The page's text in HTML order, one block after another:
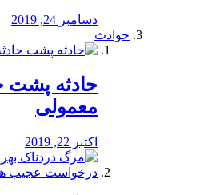
دسامبر 24, 2019
حوادث
️حادثه پشت
معمولی
اکتبر 22, 2019